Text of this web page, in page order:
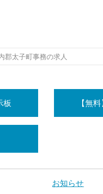
郡太子町事務の求人
板 【無
お知らせ